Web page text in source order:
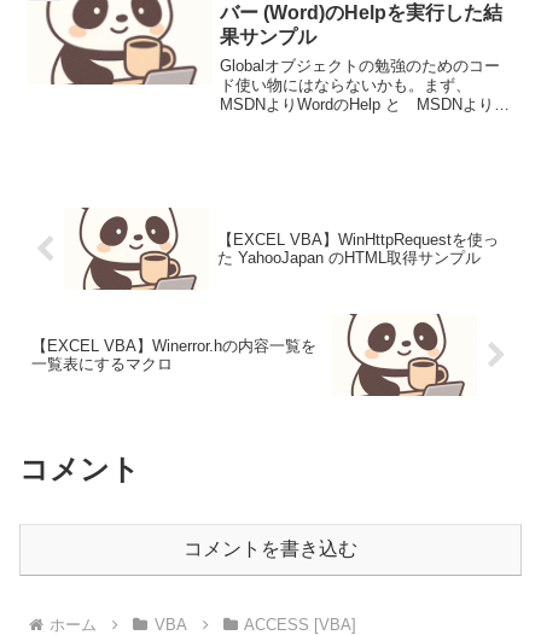
バー (Word)のHelpを実行した結
果サンプル
Globalオブジェクトの勉強のためのコー
ド使い物にはならないかも。まず、
MSDNよりWordのHelp と MSDNより
【EXCEL VBA】WinHttpRequestを使っ
た YahooJapan のHTML取得サンプル
【EXCEL VBA】Winerror.hの内容一覧を
一覧表にするマクロ
コメント
コメントを書き込む
ホーム VBA ACCESS [VBA]